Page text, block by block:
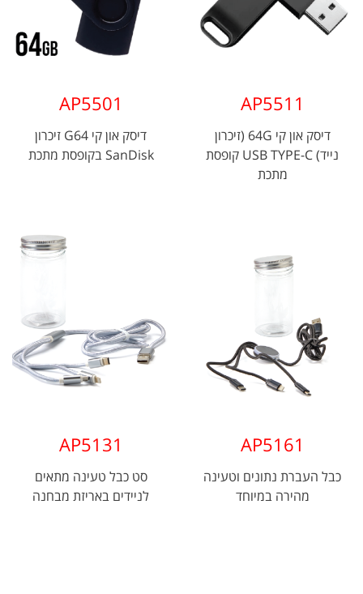
AP5511
דיסק און קי 64G (זיכרון
נייד) USB TYPE-C קופסת
מתכת
AP5501
דיסק און קי G64 זיכרון
SanDisk בקופסת מתכת
AP5161
כבל העברת נתונים וטעינה
מהירה במיוחד
AP5131
סט כבל טעינה מתאים
לניידים באריזת מבחנה